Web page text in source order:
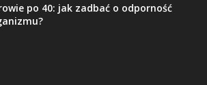
po 40: jak zadbać o odporność